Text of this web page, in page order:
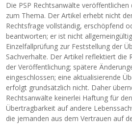
Die PSP Rechtsanwälte
zum Thema. Der Artikel erhebt nicht
Rechtsfrage vollständig, erschöpfend
beantworten; er ist nicht
Einzelfallprüfung zur Feststellung der
Sachverhalte. Der Artikel reflektiert die
der Veröffentlichung; spätere
eingeschlossen; eine aktualisierende
erfolgt grundsätzlich nicht. Daher
Rechtsanwälte keinerlei Haftung für
Übertragbarkeit auf andere
die jemanden aus dem Vertrauen auf